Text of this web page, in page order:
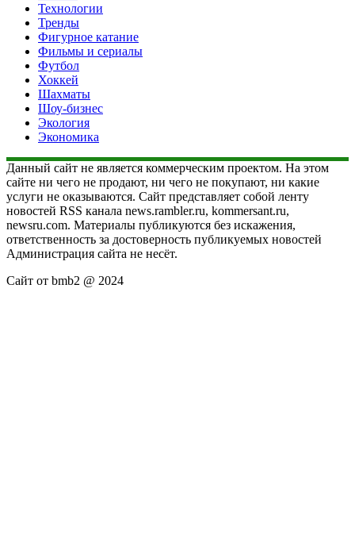
Технологии
Тренды
Фигурное катание
Фильмы и сериалы
Футбол
Хоккей
Шахматы
Шоу-бизнес
Экология
Экономика
Данный сайт не является коммерческим проектом. На этом
сайте ни чего не продают, ни чего не покупают, ни какие
услуги не оказываются. Сайт представляет собой ленту
новостей RSS канала news.rambler.ru, kommersant.ru,
newsru.com. Материалы публикуются без искажения,
ответственность за достоверность публикуемых новостей
Администрация сайта не несёт.
Сайт от bmb2 @ 2024